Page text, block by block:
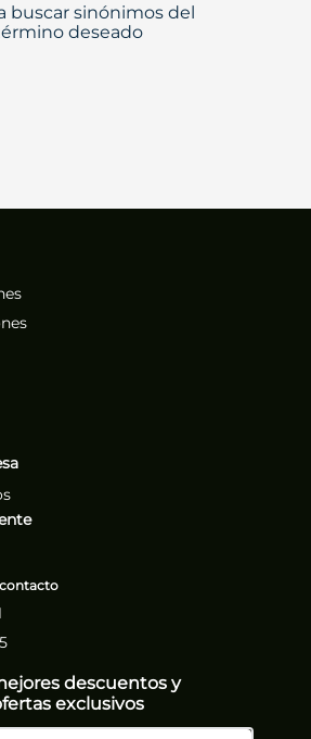
buscar sinónimos del
deseado
descuentos y
exclusivos